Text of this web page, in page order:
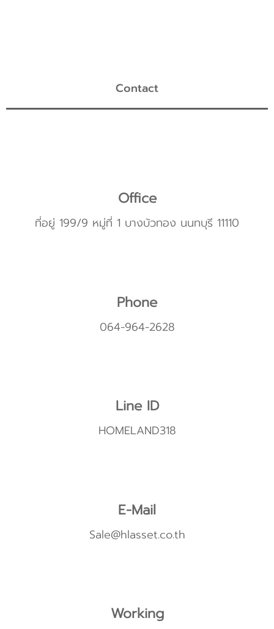
Contact
Office
ที่อยู่ 199/9 หมู่ที่ 1 บางบัวทอง นนทบุรี 11110
Phone
064-964-2628
Line ID
HOMELAND318
E-Mail
Sale@hlasset.co.th
Working